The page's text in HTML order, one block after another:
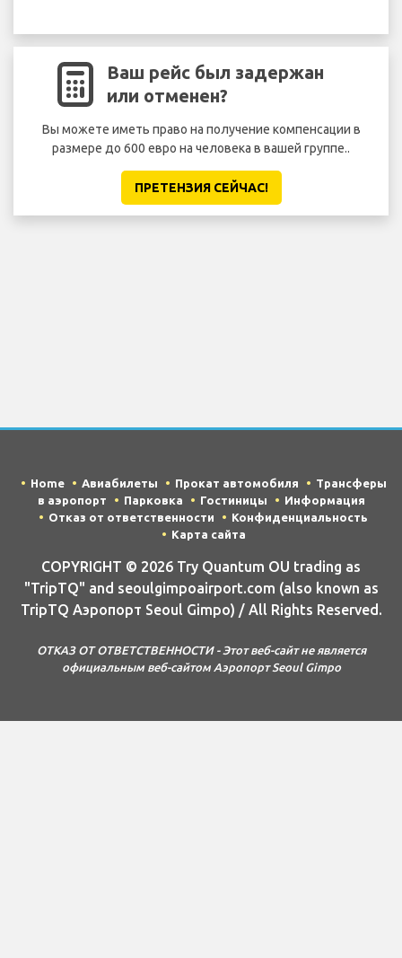
Ваш рейс был задержан
или отменен?
Вы можете иметь право на получение компенсации в
размере до 600 евро на человека в вашей группе..
ПРЕТЕНЗИЯ CЕЙЧАС!
Home Авиабилеты Прокат автомобиля
Трансферы
в аэропорт
Парковка Гостиницы
Информация
Отказ от ответственности
Конфиденциальность
Карта сайта
COPYRIGHT © 2026 Try Quantum OU trading as
"TripTQ" and seoulgimpoairport.com (also known as
TripTQ Аэропорт Seoul Gimpo) / All Rights Reserved.
ОТКАЗ ОТ ОТВЕТСТВЕННОСТИ - Этот веб-сайт не является
официальным веб-сайтом Аэропорт Seoul Gimpo